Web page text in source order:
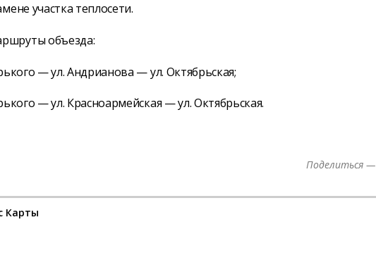
участка теплосети.
объезда:
— ул. Андрианова — ул. Октябрьская;
— ул. Красноармейская — ул. Октябрьская.
Поделиться —
Карты